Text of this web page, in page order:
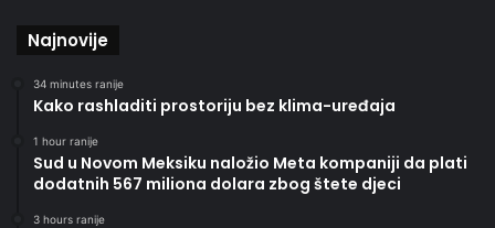
Najnovije
34 minutes ranije
Kako rashladiti prostoriju bez klima-uređaja
1 hour ranije
Sud u Novom Meksiku naložio Meta kompaniji da plati
dodatnih 567 miliona dolara zbog štete djeci
3 hours ranije